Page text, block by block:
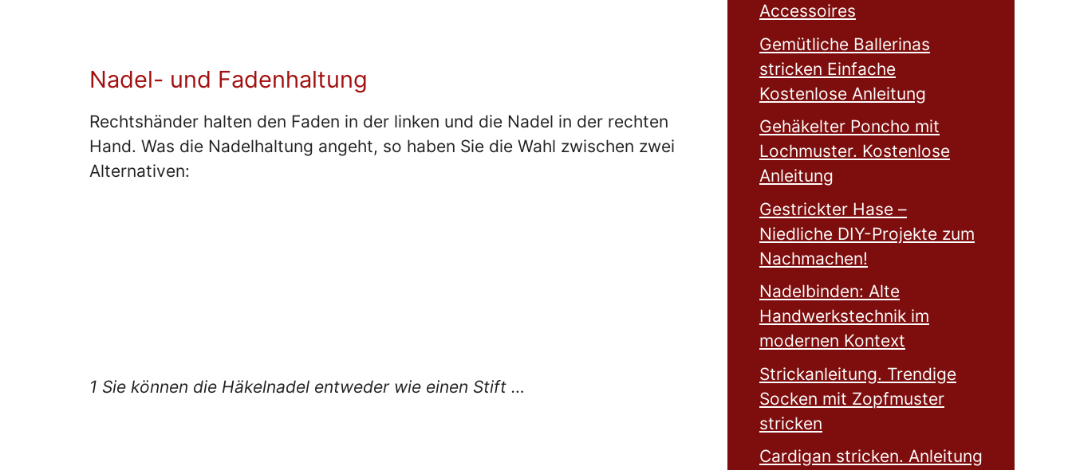
Nadel- und Fadenhaltung
Rechtshänder halten den Faden in der linken und die Nadel in der rechten
Hand. Was die Nadelhaltung angeht, so haben Sie die Wahl zwischen zwei
Alternativen:
1 Sie können die Häkelnadel entweder wie einen Stift …
Accessoires
Gemütliche Ballerinas
stricken Einfache
Kostenlose Anleitung
Gehäkelter Poncho mit
Lochmuster. Kostenlose
Anleitung
Gestrickter Hase –
Niedliche DIY-Projekte zum
Nachmachen!
Nadelbinden: Alte
Handwerkstechnik im
modernen Kontext
Strickanleitung. Trendige
Socken mit Zopfmuster
stricken
Cardigan stricken. Anleitung